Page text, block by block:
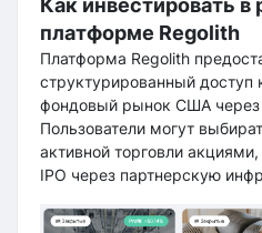
Как инвестировать
платформе Regolith
Платформа Regolith
структурированный доступ
фондовый рынок США через
Пользователи могут
активной торговли
IPO через партнерскую